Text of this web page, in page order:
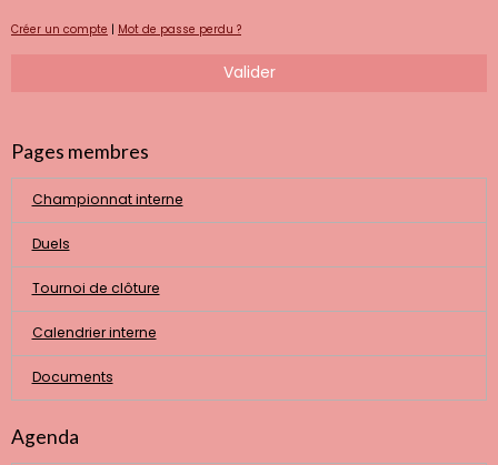
Créer un compte | Mot de passe perdu ?
Valider
Pages membres
Championnat interne
Duels
Tournoi de clôture
Calendrier interne
Documents
Agenda